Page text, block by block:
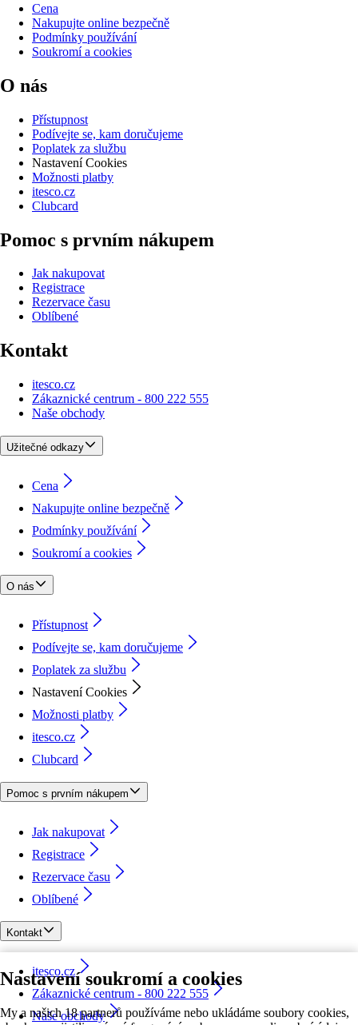
Nastavení soukromí a cookies
My a našich 18 partnerů používáme nebo ukládáme soubory cookies,
Cena
Nakupujte online bezpečně
Podmínky používání
Soukromí a cookies
O nás
Přístupnost
Podívejte se, kam doručujeme
Poplatek za službu
Nastavení Cookies
Možnosti platby
itesco.cz
Clubcard
Pomoc s prvním nákupem
Jak nakupovat
Registrace
Rezervace času
Oblíbené
Kontakt
itesco.cz
Zákaznické centrum - 800 222 555
Naše obchody
Užitečné odkazy
Cena
Nakupujte online bezpečně
Podmínky používání
Soukromí a cookies
O nás
Přístupnost
Podívejte se, kam doručujeme
Poplatek za službu
Nastavení Cookies
Možnosti platby
itesco.cz
Clubcard
Pomoc s prvním nákupem
Jak nakupovat
Registrace
Rezervace času
Oblíbené
Kontakt
itesco.cz
Zákaznické centrum - 800 222 555
Naše obchody